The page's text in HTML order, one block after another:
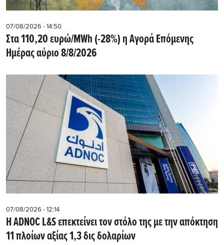
07/08/2026 - 14:50
Στα 110,20 ευρώ/MWh (-28%) η Αγορά Επόμενης
Ημέρας αύριο 8/8/2026
07/08/2026 - 12:14
Η ADNOC L&S επεκτείνει τον στόλο της με την απόκτηση
11 πλοίων αξίας 1,3 δις δολαρίων